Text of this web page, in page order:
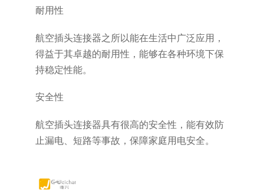
耐用性
航空插头连接器之所以能在生活中广泛应用，
得益于其卓越的耐用性，能够在各种环境下保
持稳定性能。
安全性
航空插头连接器具有很高的安全性，能有效防
止漏电、短路等事故，保障家庭用电安全。